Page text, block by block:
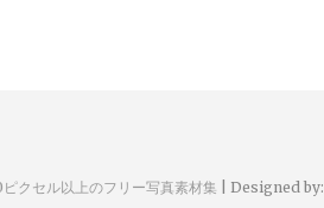
クセル以上のフリー写真素材集 | Designed by: